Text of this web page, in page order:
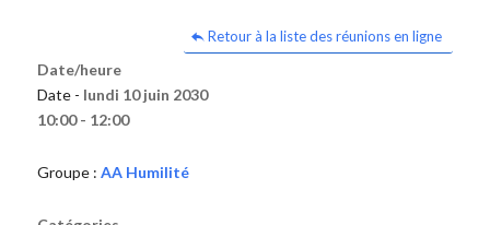
Retour à la liste des réunions en ligne
Date/heure
Date - lundi 10 juin 2030
10:00 - 12:00
Groupe : AA Humilité